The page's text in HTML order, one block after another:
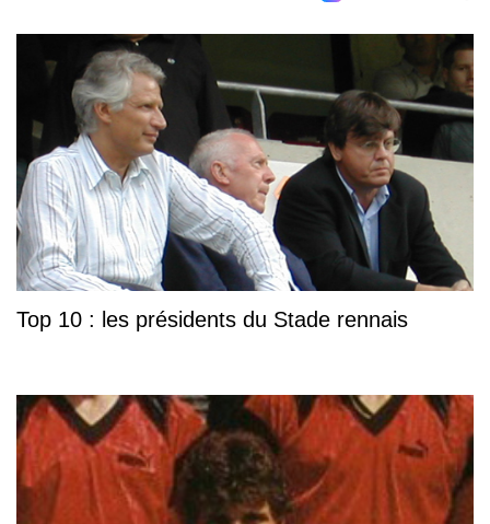
Top 10 : les présidents du Stade rennais